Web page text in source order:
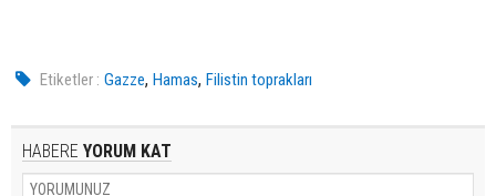
Etiketler : Gazze,Hamas,Filistin toprakları
HABERE YORUM KAT